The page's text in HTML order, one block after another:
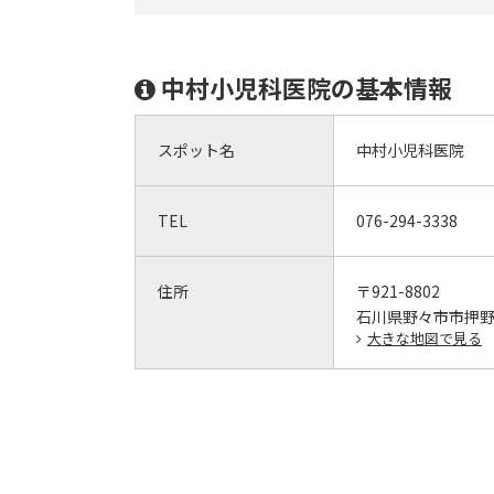
中村小児科医院の基本情報
スポット名 中村小児科医院
TEL 076-294-3338
住所
〒921-8802
石川県野々市市押
大きな地図で見る